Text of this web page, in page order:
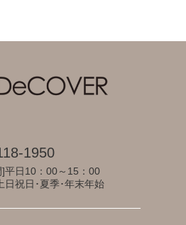
1950
]平日10：00～15：00
日祝日･夏季･年末年始